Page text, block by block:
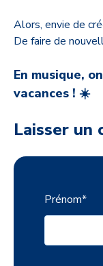
Alors, envie de
De faire de
En musique,
vacances ! ☀️
Laisser un
Prénom*